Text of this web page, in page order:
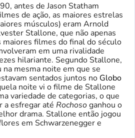
antes de Jason Statham
de ação, as maiores estrelas
músculos) eram Arnold
Stallone, que não apenas
filmes do final do século
em uma rivalidade
hilariante. Segundo Stallone,
na mesma noite em que se
sentados juntos no Globo
noite vi o filme de Stallone
variedade de categorias, o que
a esfregar até Rochosoganhou o
drama. Stallone então jogou
em Schwarzenegger e